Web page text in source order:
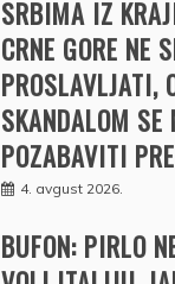
SRBIMA IZ
CRNE GORE NE
PROSLAVLJATI,
SKANDALOM SE
POZABAVITI
4. avgust 2026.
BUFON: PIRLO